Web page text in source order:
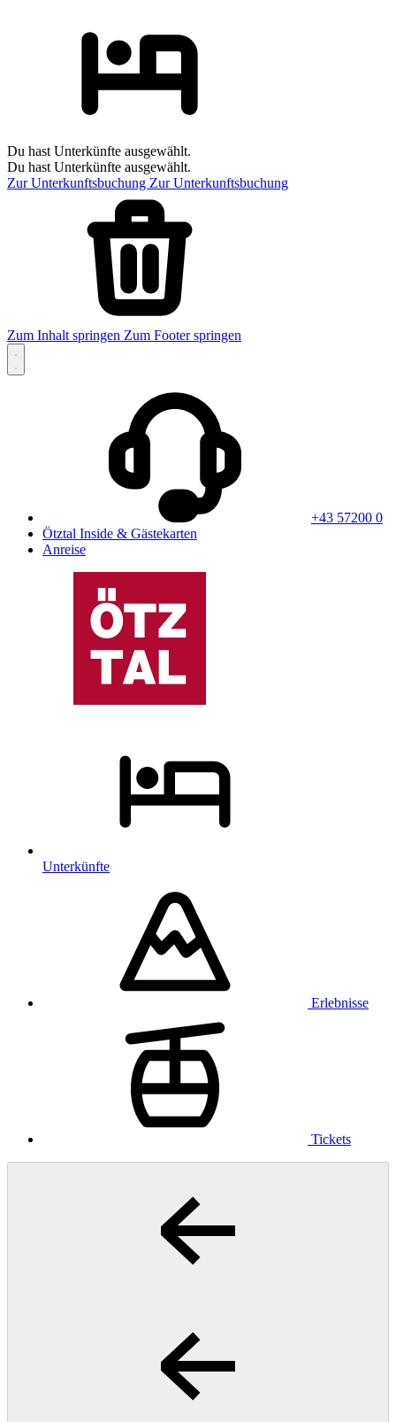
Du hast Unterkünfte ausgewählt.
Du hast Unterkünfte ausgewählt.
Zur Unterkunftsbuchung Zur Unterkunftsbuchung
Zum Inhalt springen Zum Footer springen
+43 57200 0
Ötztal Inside & Gästekarten
Anreise
Unterkünfte
Erlebnisse
Tickets